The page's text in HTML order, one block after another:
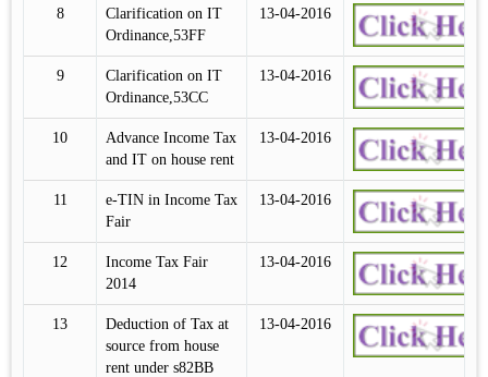
8
Clarification on IT
Ordinance,53FF
13-04-2016
9
Clarification on IT
Ordinance,53CC
13-04-2016
10
Advance Income Tax
and IT on house rent
13-04-2016
11
e-TIN in Income Tax
Fair
13-04-2016
12
Income Tax Fair
2014
13-04-2016
13
Deduction of Tax at
source from house
rent under s82BB
13-04-2016